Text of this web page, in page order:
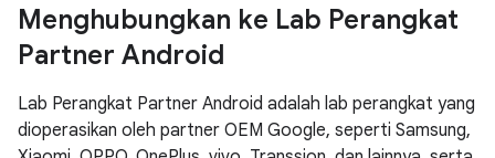
Menghubungkan ke Lab Perangkat
Partner Android
Lab Perangkat Partner Android adalah lab perangkat yang
dioperasikan oleh partner OEM Google, seperti Samsung,